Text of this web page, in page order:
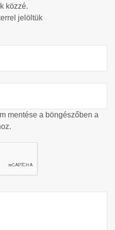
közzé.
jelöltük
mentése a böngészőben a